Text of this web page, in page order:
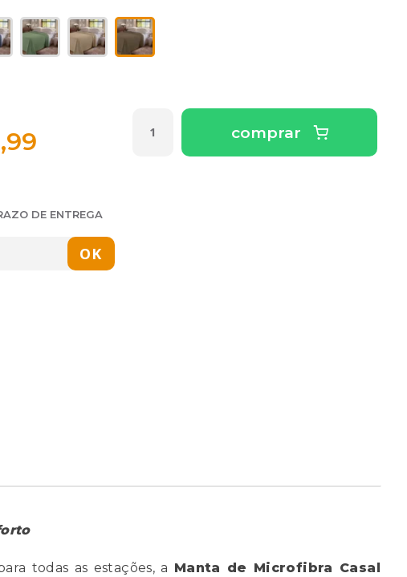
comprar
DE ENTREGA
todas as estações, a Manta de Microfibra Casal